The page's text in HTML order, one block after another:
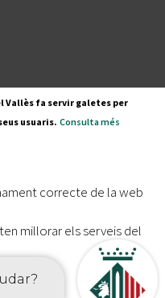
dades
Vallès fa servir galetes per
usuaris. Consulta més
correcte de la web
millorar els serveis del